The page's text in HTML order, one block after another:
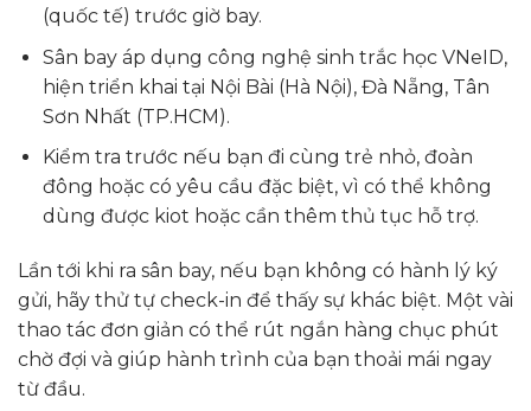
(quốc tế) trước giờ bay.
Sân bay áp dụng công nghệ sinh trắc học VNeID,
hiện triển khai tại Nội Bài (Hà Nội), Đà Nẵng, Tân
Sơn Nhất (TP.HCM).
Kiểm tra trước nếu bạn đi cùng trẻ nhỏ, đoàn
đông hoặc có yêu cầu đặc biệt, vì có thể không
dùng được kiot hoặc cần thêm thủ tục hỗ trợ.
Lần tới khi ra sân bay, nếu bạn không có hành lý ký
gửi, hãy thử tự check-in để thấy sự khác biệt. Một vài
thao tác đơn giản có thể rút ngắn hàng chục phút
chờ đợi và giúp hành trình của bạn thoải mái ngay
từ đầu.